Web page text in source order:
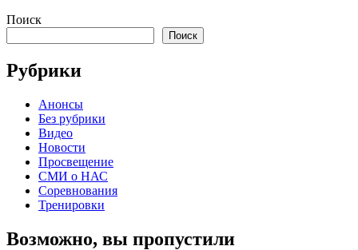
Поиск
Поиск
Рубрики
Анонсы
Без рубрики
Видео
Новости
Просвещение
СМИ о НАС
Соревнования
Тренировки
Возможно, вы пропустили